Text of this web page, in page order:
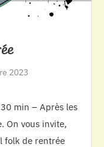
2023
min – Après les
On vous invite,
folk de rentrée